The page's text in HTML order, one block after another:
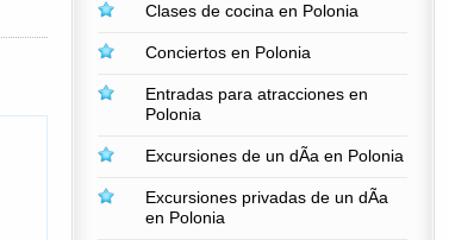
Clases de cocina en Polonia
Conciertos en Polonia
Entradas para atracciones en
Polonia
Excursiones de un dÃ­a en Polonia
Excursiones privadas de un dÃ­a
en Polonia